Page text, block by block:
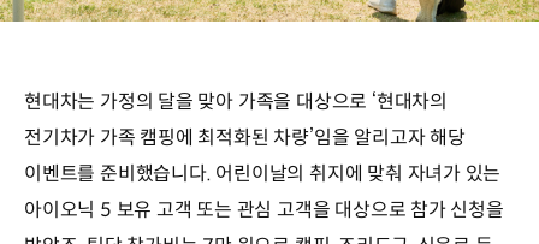
현대차는 가정의 달을 맞아 가족을 대상으로 ‘현대차의
전기차가 가족 캠핑에 최적화된 차량’임을 알리고자 해당
이벤트를 준비했습니다. 어린이날의 취지에 맞춰 자녀가 있는
아이오닉 5 보유 고객 또는 관심 고객을 대상으로 참가 신청을